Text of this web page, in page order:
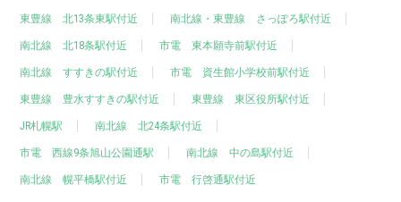
東豊線 北13条東駅付近 南北線・東豊線 さっぽろ駅付近
南北線 北18条駅付近 市電 東本願寺前駅付近
南北線 すすきの駅付近 市電 資生館小学校前駅付近
東豊線 豊水すすきの駅付近 東豊線 東区役所駅付近
JR札幌駅 南北線 北24条駅付近
市電 西線9条旭山公園通駅 南北線 中の島駅付近
南北線 幌平橋駅付近 市電 行啓通駅付近